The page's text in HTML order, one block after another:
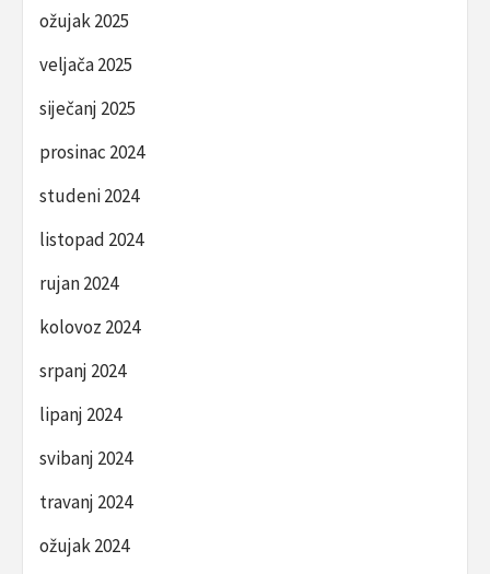
ožujak 2025
veljača 2025
siječanj 2025
prosinac 2024
studeni 2024
listopad 2024
rujan 2024
kolovoz 2024
srpanj 2024
lipanj 2024
svibanj 2024
travanj 2024
ožujak 2024